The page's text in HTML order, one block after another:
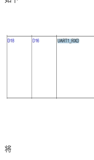
将